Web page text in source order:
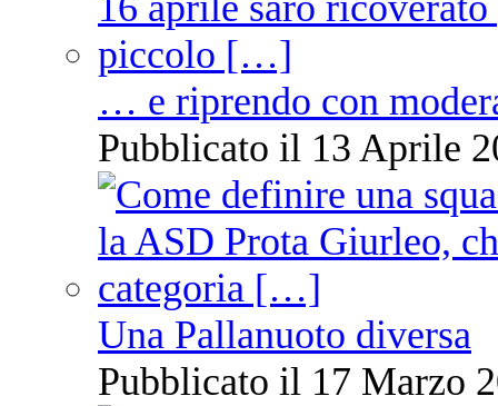
… e riprendo con
Pubblicato il 13 Aprile
Una Pallanuoto diversa
Pubblicato il 17 Marzo